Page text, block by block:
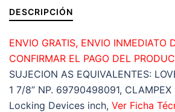
EXTERIOR
D:
3.149”
LARGO
L:
0.945”
ANCHO
DESCRIPCIÓN
ENVIO GRATIS, ENVIO INMEDIATO
CONFIRMAR EL PAGO DEL
SUJECION AS EQUIVALENTES:
1 7/8” NP. 69790498091, CLAMPEX
Locking Devices inch, Ver Ficha